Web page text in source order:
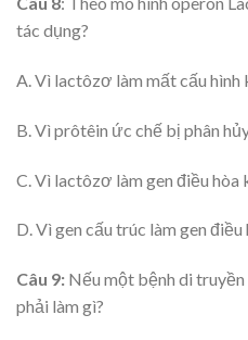
tác dụng?
A. Vì lactôzơ làm mất cấu hình
B. Vì prôtêin ức chế bị phân
C. Vì lactôzơ làm gen điều hòa
D. Vì gen cấu trúc làm gen
Câu 9: Nếu một bệnh di
phải làm gì?